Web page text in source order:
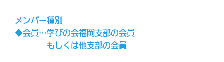
メンバー種別
◆会員…学びの会福岡支部の会員
もしくは他支部の会員